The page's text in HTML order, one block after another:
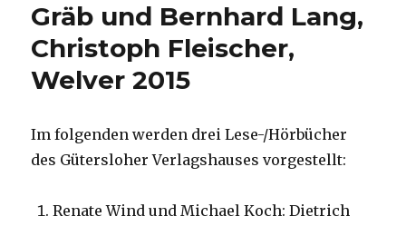
Gräb und Bernhard Lang,
Christoph Fleischer,
Welver 2015
Im folgenden werden drei Lese-/Hörbücher
des Gütersloher Verlagshauses vorgestellt:
Renate Wind und Michael Koch: Dietrich